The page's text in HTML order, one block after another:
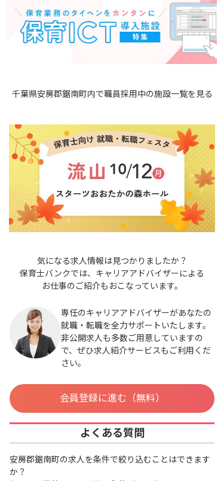
千葉県安房郡鋸南町内で職員採用中の施設一覧を見る
気になる求人情報は見つかりましたか？
保育士バンクでは、キャリアアドバイザーによる
お仕事のご紹介もおこなっています。
専任のキャリアアドバイザーがあなたの
就職・転職を全力サポートいたします。
非公開求人も多数ご用意していますの
で、ぜひ求人紹介サービスもご利用くだ
さい。
会員登録に進む（無料）
よくある質問
安房郡鋸南町の求人を条件で絞り込むことはできます
か？